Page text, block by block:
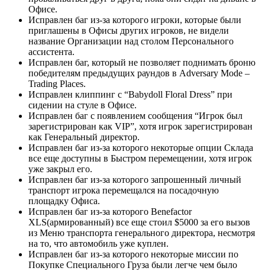
Офисе.
Исправлен баг из-за которого игроки, которые были
приглашены в Офисы других игроков, не видели
название Организации над столом Персонального
ассистента.
Исправлен баг, который не позволяет поднимать броню
победителям предыдущих раундов в Adversary Mode –
Trading Places.
Исправлен клиппинг с “Babydoll Floral Dress” при
сидении на стуле в Офисе.
Исправлен баг с появлением сообщения “Игрок был
зарегистрирован как VIP”, хотя игрок зарегистрирован
как Генеральный директор.
Исправлен баг из-за которого некоторые опции Склада
все еще доступны в Быстром перемещении, хотя игрок
уже закрыл его.
Исправлен баг из-за которого запрошенный личный
транспорт игрока перемещался на посадочную
площадку Офиса.
Исправлен баг из-за которого Benefactor
XLS(армированный) все еще стоил $5000 за его вызов
из Меню транспорта генерального директора, несмотря
на то, что автомобиль уже куплен.
Исправлен баг из-за которого некоторые миссии по
Покупке Специального Груза были легче чем было